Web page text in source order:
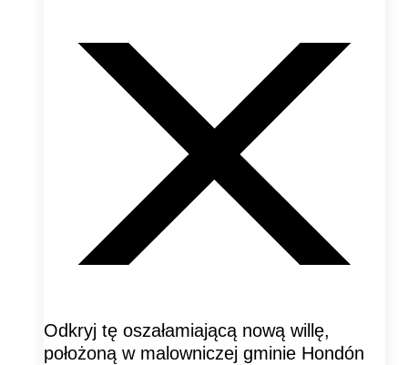
Odkryj tę oszałamiającą nową willę,
położoną w malowniczej gminie Hondón